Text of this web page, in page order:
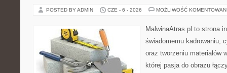
POSTED BY ADMIN CZE - 6 - 2026 MOŻLIWOŚĆ
MalwinaAtras.pl to strona
świadomemu kadrowaniu,
oraz tworzeniu materiałów
której pasja do obrazu